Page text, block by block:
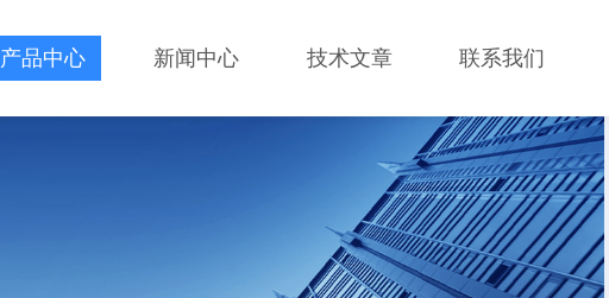
产品中心 新闻中心 技术文章 联系我们